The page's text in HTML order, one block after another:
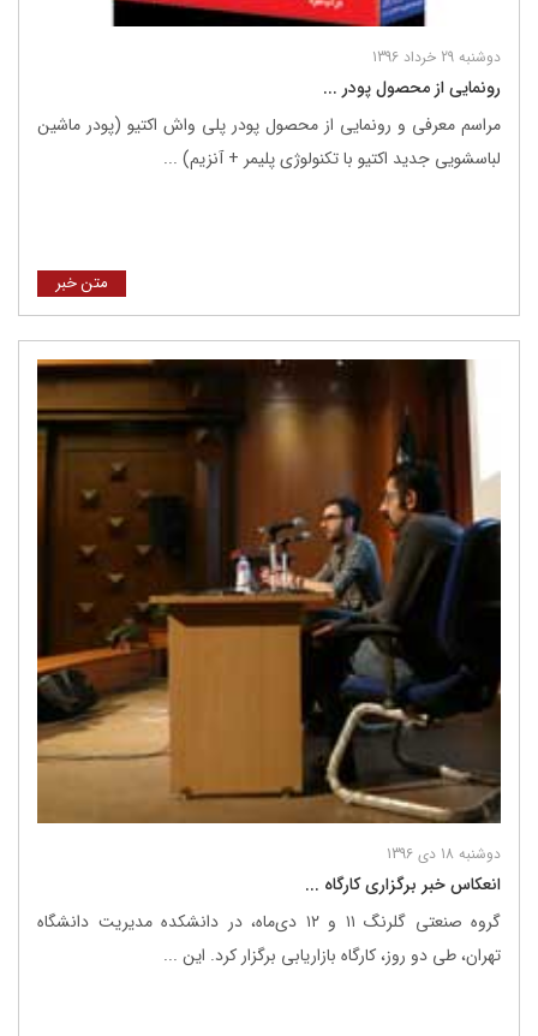
دوشنبه 29 خرداد 1396
رونمایی از محصول پودر ...
مراسم معرفی و رونمایی از محصول پودر پلی واش اکتیو (پودر ماشین
لباسشویی جدید اکتیو با تکنولوژی پلیمر + آنزیم) ...
متن خبر
دوشنبه 18 دی 1396
انعکاس خبر برگزاری کارگاه ...
گروه صنعتی گلرنگ ۱۱ و ۱۲ دی‌ماه، در دانشکده مدیریت دانشگاه
تهران، طی دو روز، کارگاه بازاریابی برگزار کرد. این ...